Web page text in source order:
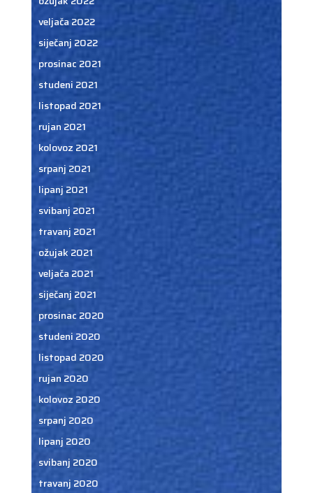
veljača 2022
siječanj 2022
prosinac 2021
studeni 2021
listopad 2021
rujan 2021
kolovoz 2021
srpanj 2021
lipanj 2021
svibanj 2021
travanj 2021
ožujak 2021
veljača 2021
siječanj 2021
prosinac 2020
studeni 2020
listopad 2020
rujan 2020
kolovoz 2020
srpanj 2020
lipanj 2020
svibanj 2020
travanj 2020